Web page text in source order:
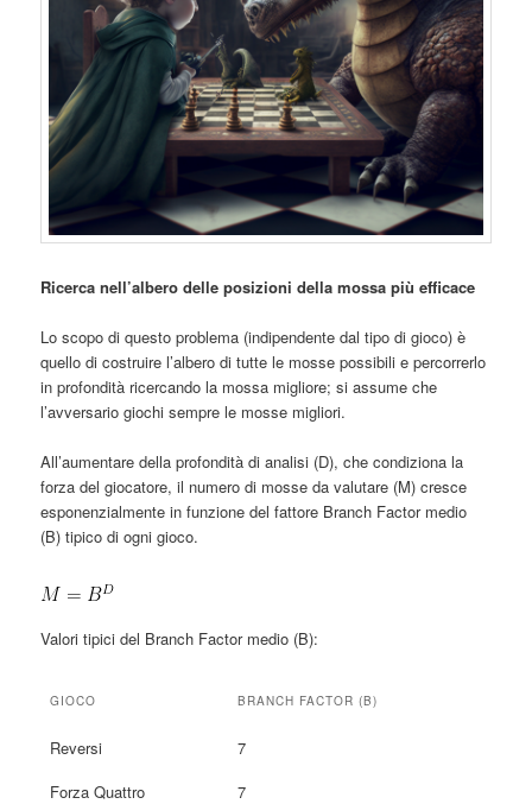
Ricerca nell’albero delle posizioni della mossa più efficace
Lo scopo di questo problema (indipendente dal tipo di gioco) è
quello di costruire l’albero di tutte le mosse possibili e percorrerlo
in profondità ricercando la mossa migliore; si assume che
l’avversario giochi sempre le mosse migliori.
All’aumentare della profondità di analisi (D), che condiziona la
forza del giocatore, il numero di mosse da valutare (M) cresce
esponenzialmente in funzione del fattore Branch Factor medio
(B) tipico di ogni gioco.
Valori tipici del Branch Factor medio (B):
GIOCO BRANCH FACTOR (B)
Reversi
7
Forza Quattro
7